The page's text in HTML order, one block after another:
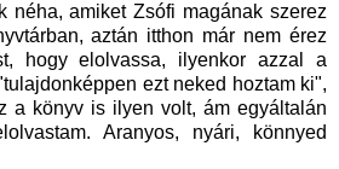
néha, amiket Zsófi magának szerez
aztán itthon már nem érez
hogy elolvassa, ilyenkor azzal a
ezt neked hoztam ki",
a könyv is ilyen volt, ám egyáltalán
Aranyos, nyári, könnyed